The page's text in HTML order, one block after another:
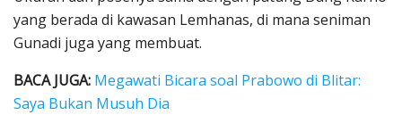
yang berada di kawasan Lemhanas, di mana seniman
Gunadi juga yang membuat.
BACA JUGA: Megawati Bicara soal Prabowo di Blitar:
Saya Bukan Musuh Dia